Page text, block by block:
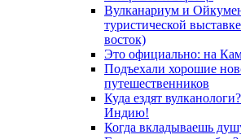
Вулканариум и
туристической
восток)
Это официально: на
Подъехали хорошие
путешественников
Куда ездят
Индию!
Когда вкладываешь